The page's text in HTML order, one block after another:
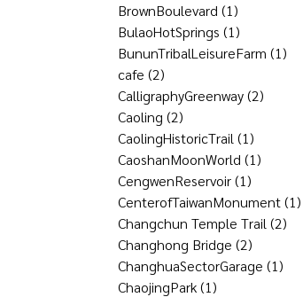
BrownBoulevard (1)
BulaoHotSprings (1)
BununTribalLeisureFarm (1)
cafe (2)
CalligraphyGreenway(2)
Caoling (2)
CaolingHistoricTrail (1)
CaoshanMoonWorld (1)
CengwenReservoir(1)
CenterofTaiwanMonument(1)
Changchun Temple Trail (2)
Changhong Bridge (2)
ChanghuaSectorGarage (1)
ChaojingPark(1)